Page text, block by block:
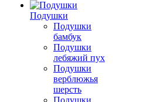
Подушки
Подушки
бамбук
Подушки
лебяжий пух
Подушки
верблюжья
шерсть
Подушки